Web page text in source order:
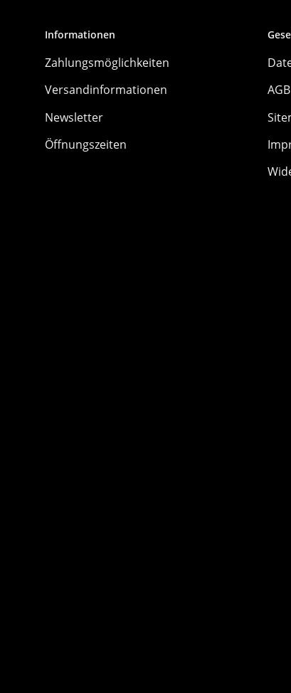
Informationen
Zahlungsmöglichkeiten
Versandinformationen
Newsletter
Öffnungszeiten
AGB